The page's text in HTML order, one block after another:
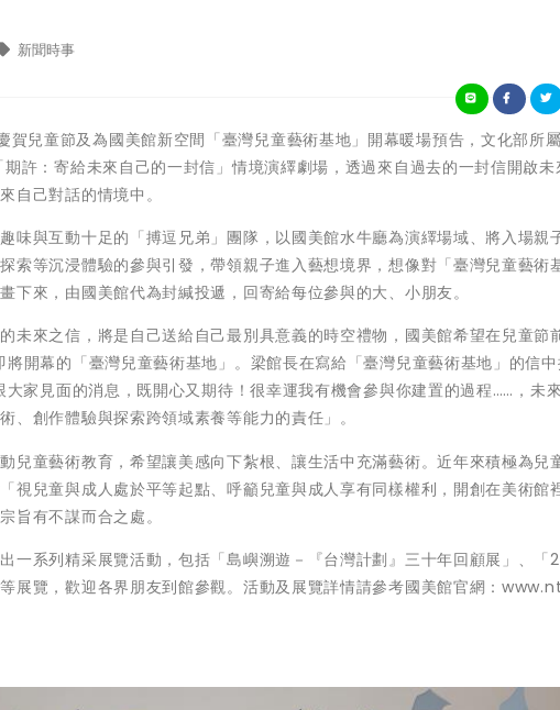
新聞時事
兒童節及為國美館新空間「臺灣兒童藝術基地」開幕暖場預告，文化部所
許：寄給未來自己的一封信」情境演繹劇場，透過來自過去的一封信開啟未
自己對話的情境中。
味與互動十足的「搏逗兄弟」團隊，以國美館水牛廳為演繹場域、將入場親
索等沉浸體驗的參與引發，帶領親子進入藝想境界，想像對「臺灣兒童藝術
下來，由國美館代為封緘投遞，回寄給每位參與的大、小朋友。
未來之信，將是自己送給自己最別具意義的時空禮物，國美館希望在兒童節
開幕的「臺灣兒童藝術基地」。梁館長在寫給「臺灣兒童藝術基地」的信中
家見面的消息，既開心又期待！很幸運我有機會參與你建置的過程……，未
、創作體驗與探索跨領域素養等能力的責任」。
兒童藝術教育，希望讓美感向下紮根、讓生活中充滿藝術。近年來積極為兒
視兒童與成人處於平等起點、呼籲兒童與成人享有同樣權利，開創在美術館
旨有不謀而合之處。
一系列精采展覽活動，包括「島嶼溯遊－『台灣計劃』三十年回顧展」、「
展覽，歡迎各界朋友到館參觀。活動及展覽詳情請參考國美館官網：